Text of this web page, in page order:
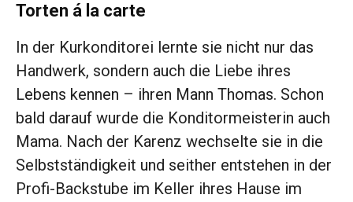
Torten á la carte
In der Kurkonditorei lernte sie nicht nur das
Handwerk, sondern auch die Liebe ihres
Lebens kennen – ihren Mann Thomas. Schon
bald darauf wurde die Konditormeisterin auch
Mama. Nach der Karenz wechselte sie in die
Selbstständigkeit und seither entstehen in der
Profi-Backstube im Keller ihres Hause im